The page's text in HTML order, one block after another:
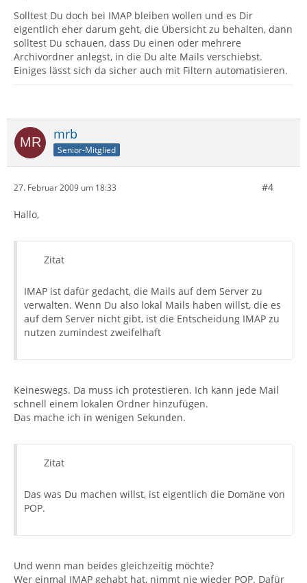
Solltest Du doch bei IMAP bleiben wollen und es Dir
eigentlich eher darum geht, die Übersicht zu behalten, dann
solltest Du schauen, dass Du einen oder mehrere
Archivordner anlegst, in die Du alte Mails verschiebst.
Einiges lässt sich da sicher auch mit Filtern automatisieren.
mrb
Senior-Mitglied
27. Februar 2009 um 18:33 #4
Hallo,
Zitat
IMAP ist dafür gedacht, die Mails auf dem Server zu
verwalten. Wenn Du also lokal Mails haben willst, die es
auf dem Server nicht gibt, ist die Entscheidung IMAP zu
nutzen zumindest zweifelhaft
Keineswegs. Da muss ich protestieren. Ich kann jede Mail
schnell einem lokalen Ordner hinzufügen.
Das mache ich in wenigen Sekunden.
Zitat
Das was Du machen willst, ist eigentlich die Domäne von
POP.
Und wenn man beides gleichzeitig möchte?
Wer einmal IMAP gehabt hat, nimmt nie wieder POP. Dafür